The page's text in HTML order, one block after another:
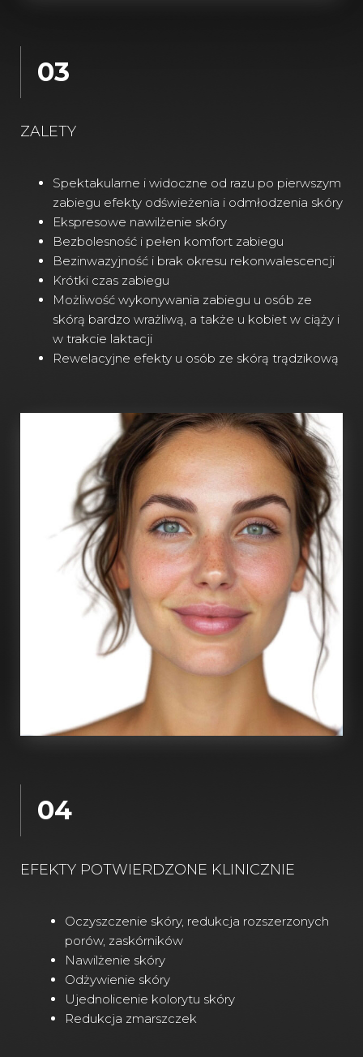
03
ZALETY
Spektakularne i widoczne od razu po pierwszym
zabiegu efekty odświeżenia i odmłodzenia skóry
Ekspresowe nawilżenie skóry
Bezbolesność i pełen komfort zabiegu
Bezinwazyjność i brak okresu rekonwalescencji
Krótki czas zabiegu
Możliwość wykonywania zabiegu u osób ze
skórą bardzo wrażliwą, a także u kobiet w ciąży i
w trakcie laktacji
Rewelacyjne efekty u osób ze skórą trądzikową
04
EFEKTY POTWIERDZONE KLINICZNIE
Oczyszczenie skóry, redukcja rozszerzonych
porów, zaskórników
Nawilżenie skóry
Odżywienie skóry
Ujednolicenie kolorytu skóry
Redukcja zmarszczek